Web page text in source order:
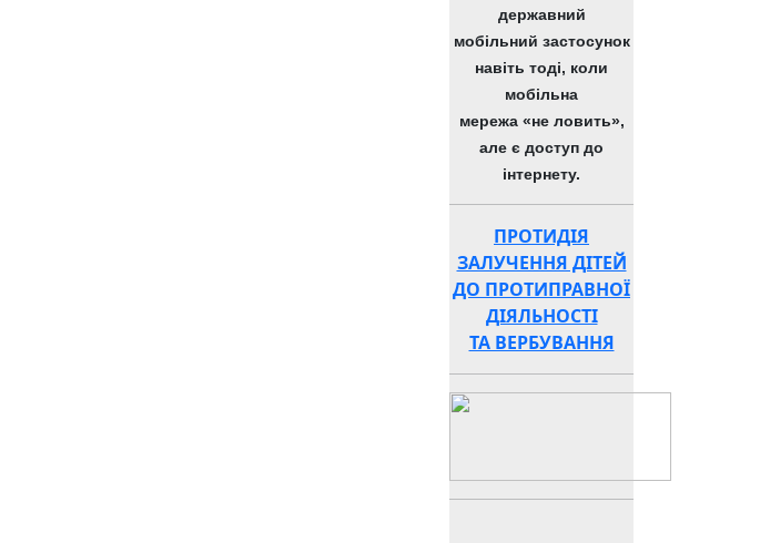
державний
мобільний застосунок
навіть тоді, коли
мобільна
мережа «не ловить»,
але є доступ до
інтернету.
ПРОТИДІЯ
ЗАЛУЧЕННЯ ДІТЕЙ
ДО ПРОТИПРАВНОЇ
ДІЯЛЬНОСТІ
ТА ВЕРБУВАННЯ